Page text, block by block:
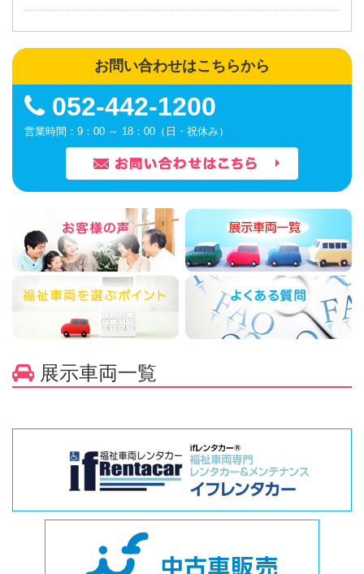
お問い合わせはこちらから
052-442-1200
営業時間：9：00 ～ 18：00（日・祝休み）
展示車両一覧